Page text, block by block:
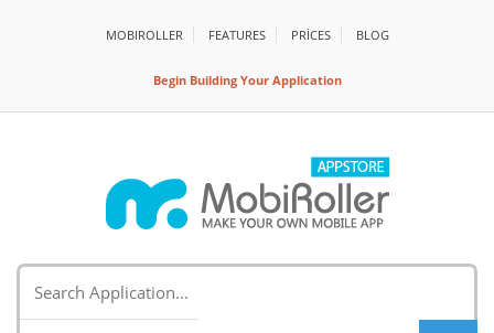
MOBIROLLER FEATURES PRİCES BLOG
Begin Building Your Application